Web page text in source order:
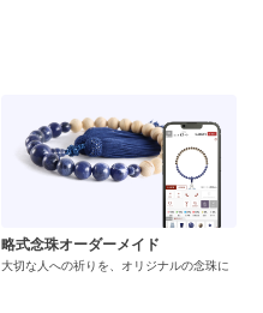
略式念珠オーダーメイド
大切な人への祈りを、オリジナルの念珠に